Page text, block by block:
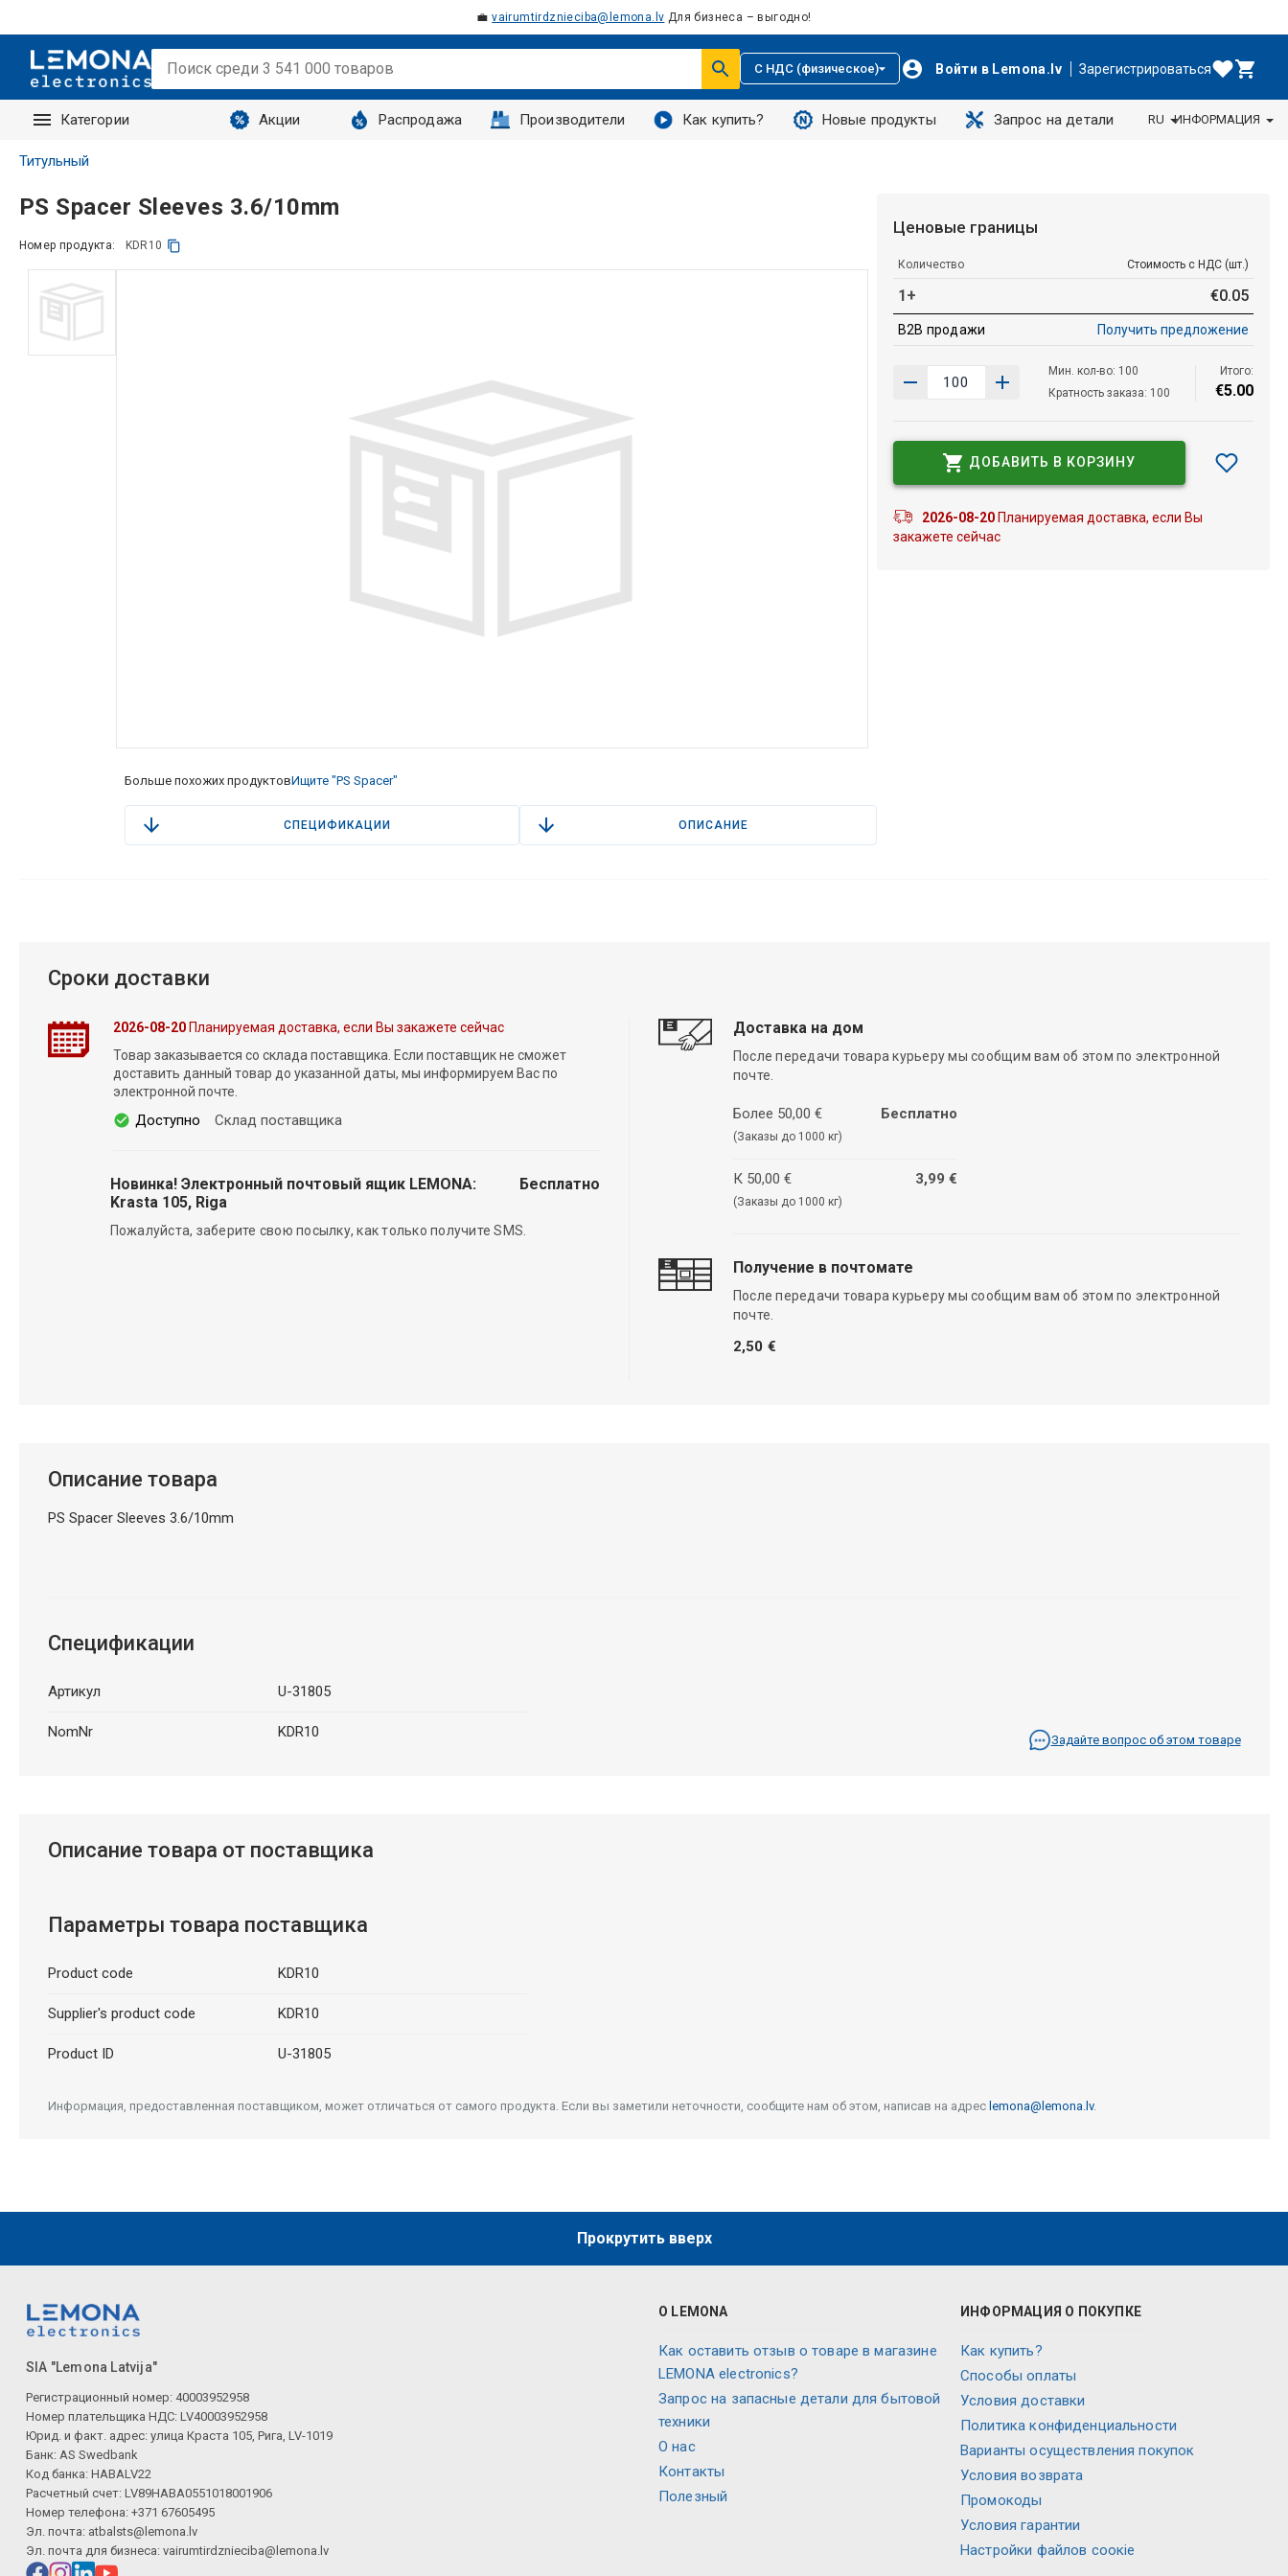
💼vairumtirdznieciba@lemona.lv Для бизнеса – выгодно!
С НДС (физическое) Войти в Lemona.lv Зарегистрироваться
Категории Акции Распродажа Производители Как купить? Новые продукты Запрос на детали
Запросы
RU ИНФОРМАЦИЯ
Титульный
PS Spacer Sleeves 3.6/10mm
Номер продукта: KDR10
Больше похожих продуктовИщите "PS Spacer"
СПЕЦИФИКАЦИИ ОПИСАНИЕ
Ценовые границы
Количество Стоимость с НДС (шт.)
1+ €0.05
B2B продажи Получить предложение
Мин. кол-во: 100
Кратность заказа: 100
Итого:
€5.00
ДОБАВИТЬ В КОРЗИНУ
2026-08-20Планируемая доставка, если Вы
закажете сейчас
Сроки доставки
2026-08-20Планируемая доставка, если Вы закажете сейчас
Товар заказывается со склада поставщика. Если поставщик не сможет
доставить данный товар до указанной даты, мы информируем Вас по
электронной почте.
Доступно Склад поставщика
Новинка! Электронный почтовый ящик LEMONA:
Krasta 105, Riga
Бесплатно
Пожалуйста, заберите свою посылку, как только получите SMS.
Доставка на дом
После передачи товара курьеру мы сообщим вам об этом по электронной
почте.
Более 50,00 €
(Заказы до 1000 кг)
Бесплатно
К 50,00 €
(Заказы до 1000 кг)
3,99 €
Получение в почтомате
После передачи товара курьеру мы сообщим вам об этом по электронной
почте.
2,50 €
Описание товара
PS Spacer Sleeves 3.6/10mm
Спецификации
Артикул U-31805
NomNr KDR10 Задайте вопрос об этом товаре
Описание товара от поставщика
Параметры товара поставщика
Product code KDR10
Supplier's product code KDR10
Product ID U-31805
Информация, предоставленная поставщиком, может отличаться от самого продукта. Если вы заметили неточности, сообщите нам об этом, написав на адрес lemona@lemona.lv.
Прокрутить вверх
SIA "Lemona Latvija"
Регистрационный номер: 40003952958
Номер плательщика НДС: LV40003952958
Юрид. и факт. адрес: улица Краста 105, Рига, LV-1019
Банк: AS Swedbank
Код банка: HABALV22
Расчетный счет: LV89HABA0551018001906
Номер телефона: +371 67605495
Эл. почта: atbalsts@lemona.lv
Эл. почта для бизнеса: vairumtirdznieciba@lemona.lv
О LEMONA
Как оставить отзыв о товаре в магазине
LEMONA electronics?
Запрос на запасные детали для бытовой
техники
О нас
Контакты
Полезный
ИНФОРМАЦИЯ О ПОКУПКЕ
Как купить?
Способы оплаты
Условия доставки
Политика конфиденциальности
Варианты осуществления покупок
Условия возврата
Промокоды
Условия гарантии
Настройки файлов соокіе